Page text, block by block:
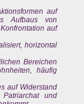
auf
Aufbaus von
auf
horizontal
Bereichen
häufig
auf Widerstand
und